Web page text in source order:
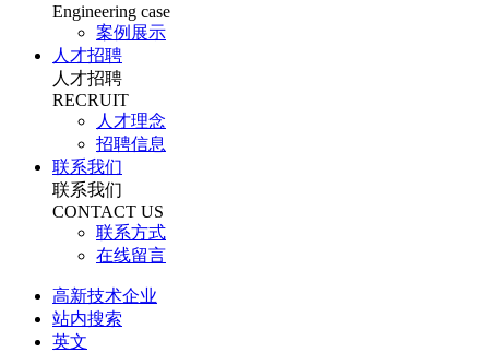
Engineering case
案例展示
人才招聘
人才招聘
RECRUIT
人才理念
招聘信息
联系我们
联系我们
CONTACT US
联系方式
在线留言
高新技术企业
站内搜索
英文